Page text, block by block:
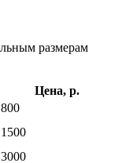
размерам
Цена, р.
800
1500
3000